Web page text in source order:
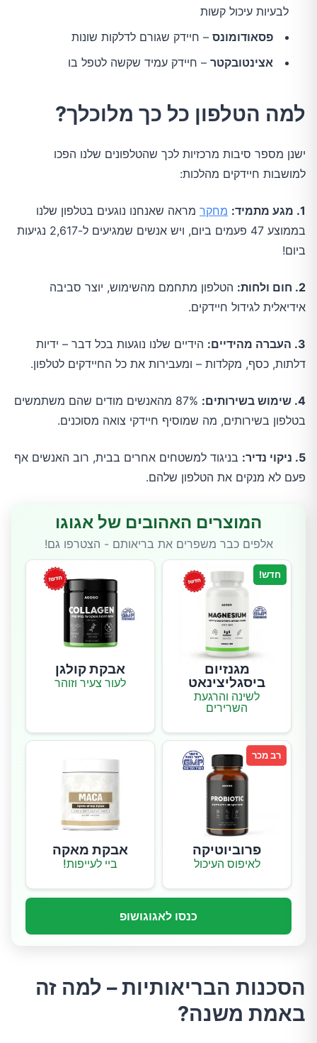
לבעיות עיכול קשות
פסאודומונס – חיידק שגורם לדלקות שונות
אצינטובקטר – חיידק עמיד שקשה לטפל בו
למה הטלפון כל כך מלוכלך?
ישנן מספר סיבות מרכזיות לכך שהטלפונים שלנו הפכו
למושבות חיידקים מהלכות:
1. מגע מתמיד: מחקר מראה שאנחנו נוגעים בטלפון שלנו
בממוצע 47 פעמים ביום, ויש אנשים שמגיעים ל-2,617 נגיעות
ביום!
2. חום ולחות:
הטלפון מתחמם מהשימוש, יוצר סביבה
אידיאלית לגידול חיידקים.
3. העברה מהידיים:
הידיים שלנו נוגעות בכל דבר – ידיות
דלתות, כסף, מקלדות – ומעבירות את כל החיידקים לטלפון.
4. שימוש בשירותים:
87% מהאנשים מודים שהם משתמשים
בטלפון בשירותים, מה שמוסיף חיידקי צואה מסוכנים.
5. ניקוי נדיר:
בניגוד למשטחים אחרים בבית, רוב האנשים אף
פעם לא מנקים את הטלפון שלהם.
המוצרים האהובים של אגוגו
אלפים כבר משפרים את בריאותם - הצטרפו גם!
חדש!
מגנזיום
ביסגליצינאט
לשינה והרגעת
השרירים
אבקת קולגן
לעור צעיר וזוהר
רב מכר
פרוביוטיקה
לאיפוס העיכול
אבקת מאקה
ביי לעייפות!
כנסו לאגוגושופ
הסכנות הבריאותיות – למה זה
באמת משנה?